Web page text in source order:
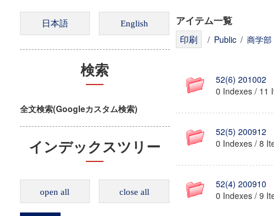
検索
全文検索(Googleカスタム検索)
インデックスツリー
open all close all
アイテム一覧
/ Public / 商学部
52(6) 201002
0 Indexes / 11
52(5) 200912
0 Indexes / 8
52(4) 200910
0 Indexes / 9